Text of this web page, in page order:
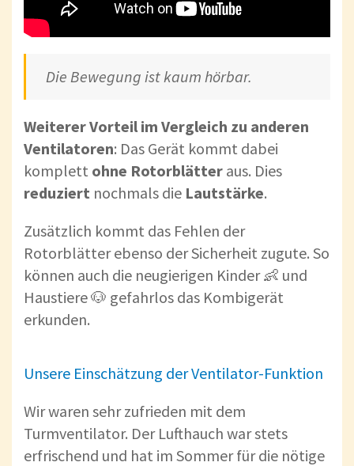
Die Bewegung ist kaum hörbar.
Weiterer Vorteil im Vergleich zu anderen
Ventilatoren: Das Gerät kommt dabei
komplett ohne Rotorblätter aus. Dies
reduziert nochmals die Lautstärke.
Zusätzlich kommt das Fehlen der
Rotorblätter ebenso der Sicherheit zugute. So
können auch die neugierigen Kinder 👶 und
Haustiere 🐶 gefahrlos das Kombigerät
erkunden.
Unsere Einschätzung der Ventilator-Funktion
Wir waren sehr zufrieden mit dem
Turmventilator. Der Lufthauch war stets
erfrischend und hat im Sommer für die nötige